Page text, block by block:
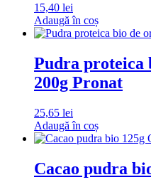
15,40 lei
Adaugă în coș
Pudra proteica
200g Pronat
25,65 lei
Adaugă în coș
Cacao pudra